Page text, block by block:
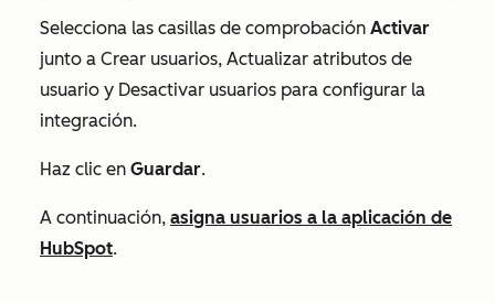
Selecciona las casillas de comprobación Activar
junto a Crear usuarios, Actualizar atributos de
usuario y Desactivar usuarios para configurar la
integración.
Haz clic en Guardar.
A continuación, asigna usuarios a la aplicación de
HubSpot.